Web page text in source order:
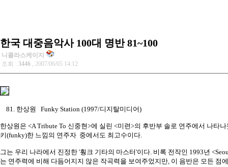
한국 대중음악사 100대 명반 81~100
니콜라스케이지
조회 : 3446 , 2007/06/05 14:12
81. 한상원 Funky Station (1997/디지탈미디어)
한상원은 <A Tribute To 신중현>에 실린 <미련>의 후반부 솔로 연주에서 나타
키(funky)한 느낌의 연주자 중에서도 최고수이다.
그는 우리 나라에서 진정한 '훵크 기타의 마스터'이다. 비록 전작인 1993년
는 연주력에 비해 다듬어지지 않은 작곡력을 보여주었지만, 이 음반은 모든 점